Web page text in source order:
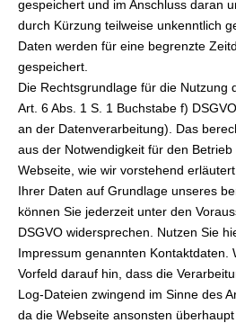
gespeichert und im Anschluss daran
durch Kürzung teilweise unkenntlich
Daten werden für eine begrenzte
gespeichert.
Die Rechtsgrundlage für die Nutzung
Art. 6 Abs. 1 S. 1 Buchstabe f)
an der Datenverarbeitung). Das
aus der Notwendigkeit für den
Webseite, wie wir vorstehend
Ihrer Daten auf Grundlage unseres
können Sie jederzeit unter den
DSGVO widersprechen. Nutzen Sie
Impressum genannten Kontaktdaten.
Vorfeld darauf hin, dass die
Log-Dateien zwingend im Sinne des
da die Webseite ansonsten